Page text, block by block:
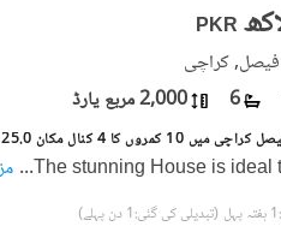
PKR
فیصل, کراچی
6 2,000 مربع یارڈ
The stunning House is ideal
...
(تبدیلی کی گئی:1 دن پہلے)